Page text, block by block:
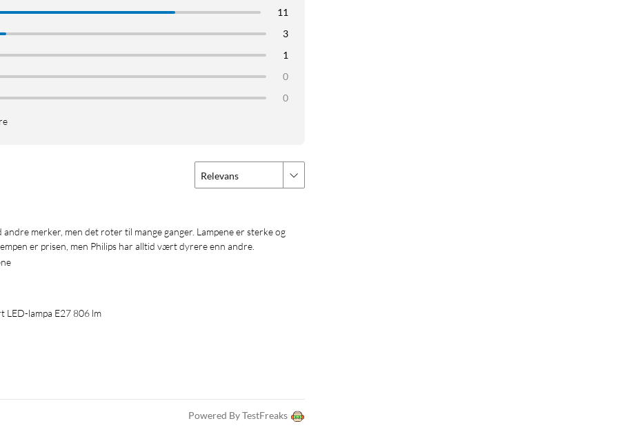
i Philips Hue-systemet. Du kan da fjernstyre lyskilder utenfor
bruke opptil 50 lyskilder. Via Bridge blir lyskildene også
Matter, og kommuniserer stabilt via Zigbee – den samme
gjør lyskildene litt enklere, men fullt kompatible med hele
11
3
1
0
0
Relevans
er prisen, men Philips har alltid vært dyrere enn andre.
LED-lampa E27 806 lm
Powered By TestFreaks